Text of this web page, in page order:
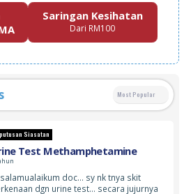
Saringan Kesihatan
Dari RM100
Most Popular
Siasatan
Test Methamphetamine￼
doc… sy nk tnya skit
dgn urine test… secara jujurnya